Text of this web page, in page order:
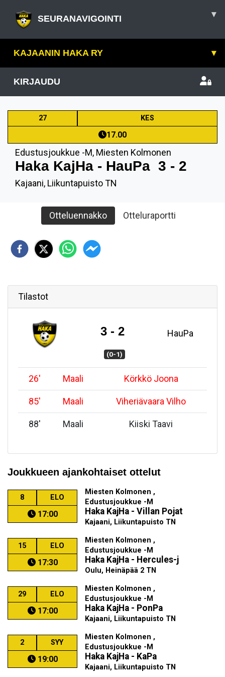
SEURANAVIGOINTI ▾
KAJAANIN HAKA RY ▾
KIRJAUDU
27 KES
17.00
Edustusjoukkue -M, Miesten Kolmonen
Haka KajHa - HauPa 3 - 2
Kajaani, Liikuntapuisto TN
Otteluennakko Otteluraportti
Tilastot
3 - 2 HauPa
(0-1)
26' Maali Körkkö Joona
85' Maali Viheriävaara Vilho
88' Maali Kiiski Taavi
Joukkueen ajankohtaiset ottelut
8 ELO
17:00
Miesten Kolmonen ,
Edustusjoukkue -M
Haka KajHa - Villan Pojat
Kajaani, Liikuntapuisto TN
15 ELO
17:30
Miesten Kolmonen ,
Edustusjoukkue -M
Haka KajHa - Hercules-j
Oulu, Heinäpää 2 TN
29 ELO
17:00
Miesten Kolmonen ,
Edustusjoukkue -M
Haka KajHa - PonPa
Kajaani, Liikuntapuisto TN
2 SYY
19:00
Miesten Kolmonen ,
Edustusjoukkue -M
Haka KajHa - KaPa
Kajaani, Liikuntapuisto TN